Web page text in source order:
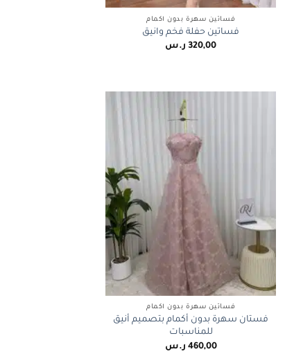
فساتين سهرة بدون أكمام
فساتين حفلة فخم وانيق
320,00 ر.س
+
فساتين سهرة بدون أكمام
فستان سهرة بدون أكمام بتصميم أنيق
للمناسبات
460,00 ر.س